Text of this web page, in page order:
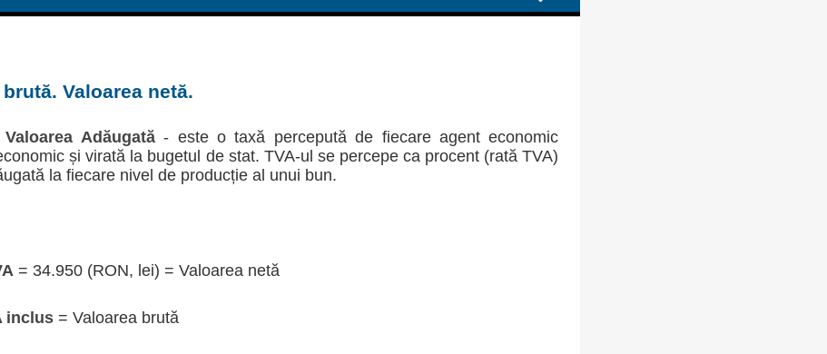
Valoarea netă.
Adăugată- este o taxă percepută de fiecare agent economic
și virată la bugetul de stat. TVA-ul se percepe ca procent (rată TVA)
la fiecare nivel de producție al unui bun.
= 34.950 (RON, lei) = Valoarea netă
inclus= Valoarea brută